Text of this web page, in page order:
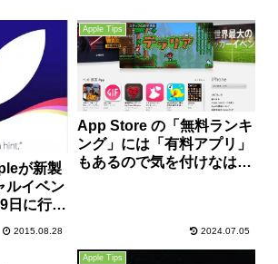
が新製
ルイベン
日に行う
2015.08.28
Apple Tips
App Store の「無料ランキ
ング」には「有料アプリ」
もあるので気を付けなはれ
2024.07.05
Apple Tips